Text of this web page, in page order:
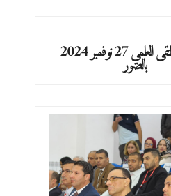
فعاليات الملتقى العلمي 27 نوفمبر 2024 بالصور